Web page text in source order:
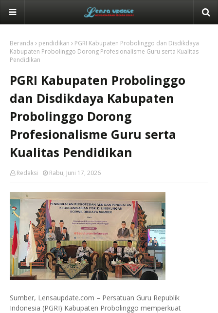
Beranda pendidikan
PGRI Kabupaten Probolinggo dan Disdikdaya
Kabupaten Probolinggo Dorong Profesionalisme Guru serta Kualitas
Pendidikan
PGRI Kabupaten Probolinggo
dan Disdikdaya Kabupaten
Probolinggo Dorong
Profesionalisme Guru serta
Kualitas Pendidikan
Redaksi Rabu, Juni 17, 2026
Sumber, Lensaupdate.com – Persatuan Guru Republik
Indonesia (PGRI) Kabupaten Probolinggo memperkuat